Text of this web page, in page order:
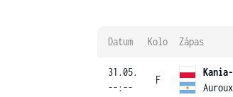
Datum Kolo Zápas
31.05.
--:--
F
Kania-
Auroux